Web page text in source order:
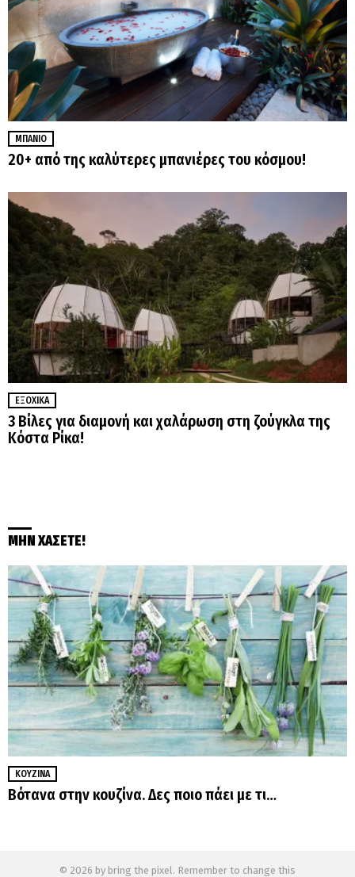
ΜΠΆΝΙΟ
20+ από της καλύτερες μπανιέρες του κόσμου!
ΕΞΟΧΙΚΆ
3 Βίλες για διαμονή και χαλάρωση στη ζούγκλα της
Κόστα Ρίκα!
ΜΗΝ ΧΑΣΕΤΕ!
ΚΟΥΖΊΝΑ
Βότανα στην κουζίνα. Δες ποιο πάει με τι…
© 2026 by bring the pixel. Remember to change this